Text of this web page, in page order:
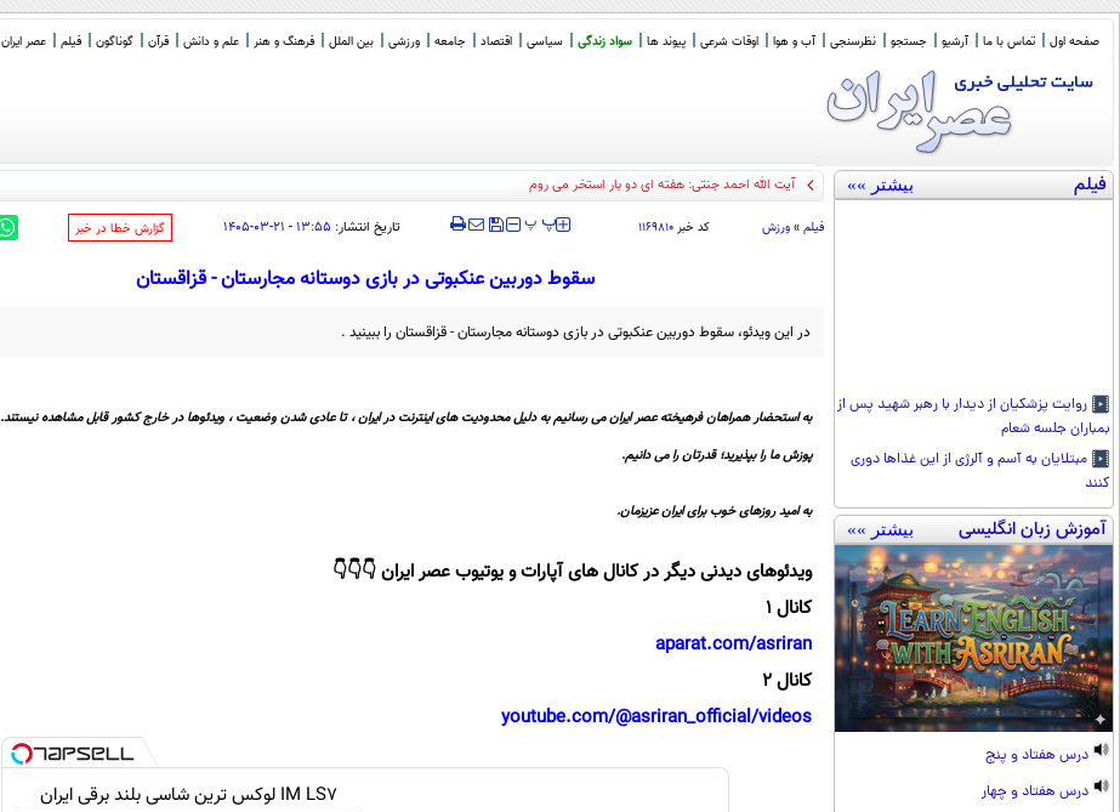
صفحه اول تماس با ما آرشیو جستجو نظرسنجی آب و هوا اوقات شرعی پیوند ها سواد زندگی سیاسی اقتصاد جامعه ورزشی بین الملل فرهنگ و هنر علم و دانش قرآن گوناگون فیلم عصر ایران 2
فیلم بیشتر »»
روایت پزشکیان از دیدار با رهبر شهید پس از
بمباران جلسه شعام
مبتلایان به آسم و آلرژی از این غذا‌ها دوری
کنند
آموزش زبان انگلیسی بیشتر »»
درس هفتاد و پنج
درس هفتاد و چهار
آیت الله احمد جنتی: هفته ای دو بار استخر می روم
فیلم » ورزش کد خبر ۱۱۶۹۸۱۰ ‍‍‍ پ پ تاریخ انتشار: ۱۳:۵۵ - ۲۱-۰۳-۱۴۰۵ ‌گزارش خطا در خبر
سقوط دوربین عنکبوتی در بازی دوستانه مجارستان - قزاقستان
در این ویدئو، سقوط دوربین عنکبوتی در بازی دوستانه مجارستان - قزاقستان را ببینید .
به استحضار همراهان فرهیخته عصر ایران می رسانیم به دلیل محدودیت های اینترنت در ایران ، تا عادی شدن وضعیت ، ویدئوها در خارج کشور قابل مشاهده نیستند.
پوزش ما را بپذیرید؛ قدرتان را می دانیم.
به امید روزهای خوب برای ایران عزیزمان.
ویدئوهای دیدنی دیگر در کانال های آپارات و یوتیوب عصر ایران 👇👇👇
کانال 1
aparat.com/asriran
کانال 2
youtube.com/@asriran_official/videos
IM LS7 لوکس ترین شاسی بلند برقی ایران